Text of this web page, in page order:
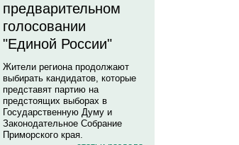
предварительном
голосовании
"Единой России"
Жители региона продолжают
выбирать кандидатов, которые
представят партию на
предстоящих выборах в
Государственную Думу и
Законодательное Собрание
Приморского края.